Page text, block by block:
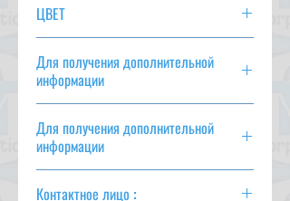
ЦВЕТ
Для получения дополнительной
информации
Для получения дополнительной
информации
Контактное лицо :